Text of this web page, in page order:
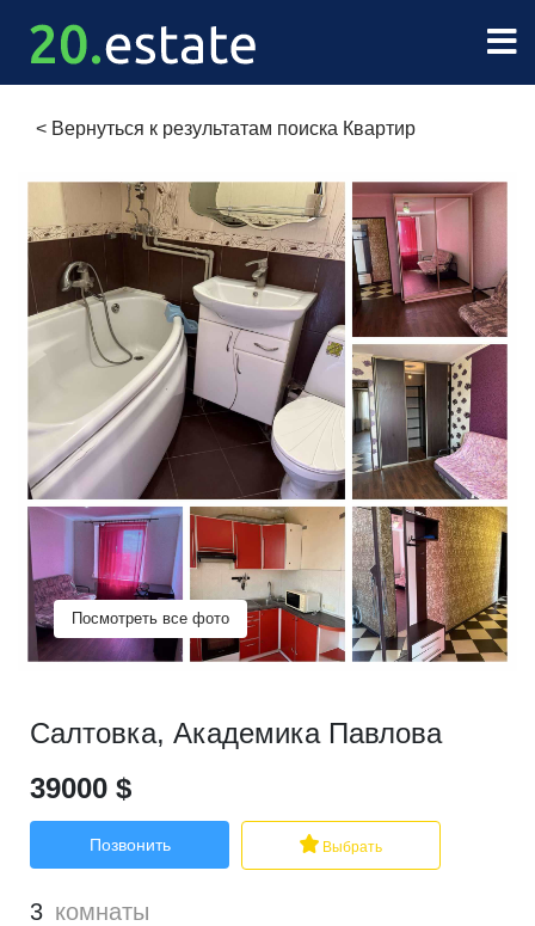
< Вернуться к результатам поиска Квартир
Посмотреть все фото
Салтовка, Академика Павлова
39000 $
Позвонить Выбрать
3 комнаты